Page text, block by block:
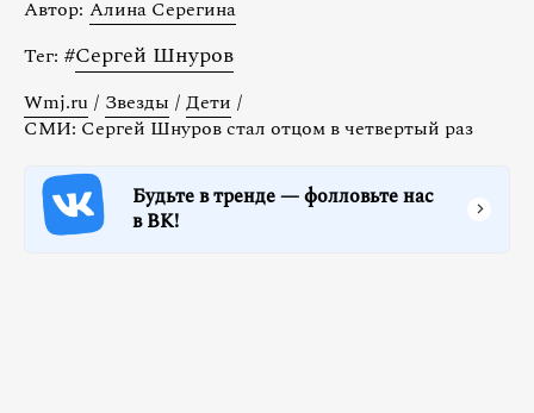
Автор: Алина Серегина
Тег: #Сергей Шнуров
Wmj.ru / Звезды / Дети /
СМИ: Сергей Шнуров стал отцом в четвертый раз
Будьте в тренде — фолловьте нас
в ВК!